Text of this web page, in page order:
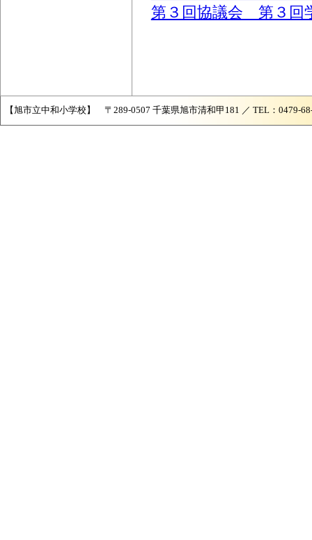
第３回協議会 第３回
【旭市立中和小学校】 〒289-0507 千葉県旭市清和甲181 ／ TEL：0479-